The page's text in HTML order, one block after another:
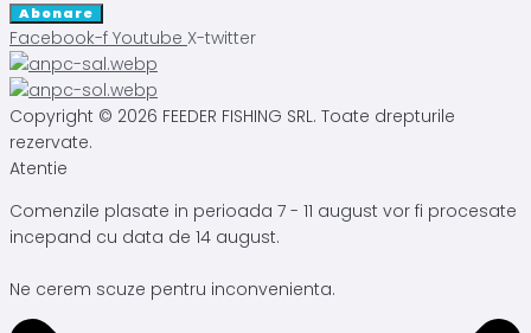
Abonare
Facebook-f Youtube X-twitter
Copyright © 2026 FEEDER FISHING SRL. Toate drepturile
rezervate.
Atentie
Comenzile plasate in perioada 7 - 11 august vor fi procesate
incepand cu data de 14 august.
Ne cerem scuze pentru inconvenienta.